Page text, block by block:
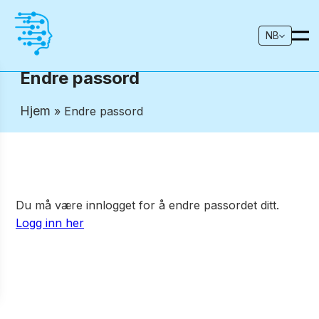
NB
Endre passord
Hjem » Endre passord
Du må være innlogget for å endre passordet ditt.
Logg inn her